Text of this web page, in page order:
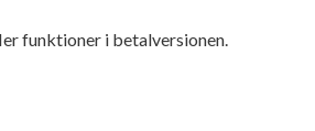
funktioner i betalversionen.